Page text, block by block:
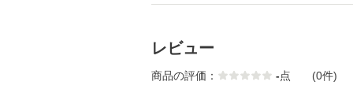
レビュー
商品の評価： -点 (0件)